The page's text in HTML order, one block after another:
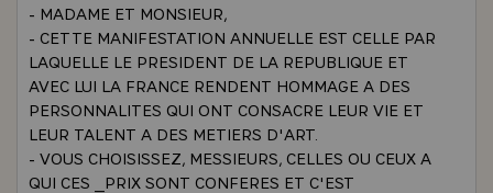
- MADAME ET MONSIEUR,
- CETTE MANIFESTATION ANNUELLE EST CELLE PAR
LAQUELLE LE PRESIDENT DE LA REPUBLIQUE ET
AVEC LUI LA FRANCE RENDENT HOMMAGE A DES
PERSONNALITES QUI ONT CONSACRE LEUR VIE ET
LEUR TALENT A DES METIERS D'ART.
- VOUS CHOISISSEZ, MESSIEURS, CELLES OU CEUX A
QUI CES _PRIX SONT CONFERES ET C'EST